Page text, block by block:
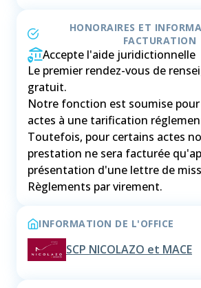
HONORAIRES ET
FACTURATION
Accepte l'aide juridictionnelle
Le premier rendez-vous de
gratuit.
Notre fonction est soumise
actes à une tarification
Toutefois, pour certains actes
prestation ne sera facturée
présentation d'une lettre de
Règlements par virement.
INFORMATION DE L'OFFICE
SCP NICOLAZO et MACE